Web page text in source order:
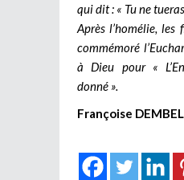
qui dit : « Tu ne tueras
Après l’homélie, les
commémoré
à Dieu pour «
donné ».
Françoise